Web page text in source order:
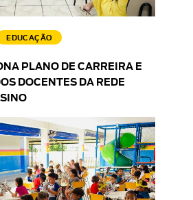
EDUCAÇÃO
PLANO DE CARREIRA E
DOCENTES DA REDE